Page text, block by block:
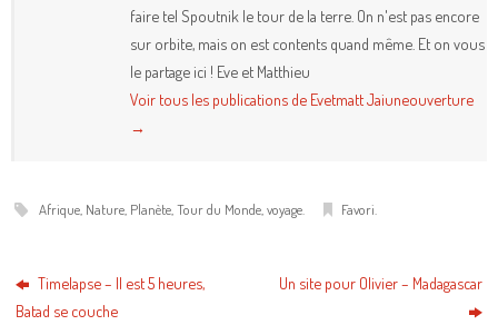
faire tel Spoutnik le tour de la terre. On n'est pas encore
sur orbite, mais on est contents quand même. Et on vous
le partage ici ! Eve et Matthieu
Voir tous les publications de Evetmatt Jaiuneouverture
→
Afrique, Nature, Planète, Tour du Monde, voyage. Favori
Timelapse – Il est 5 heures,
Batad se couche
Un site pour Olivier – Madagascar